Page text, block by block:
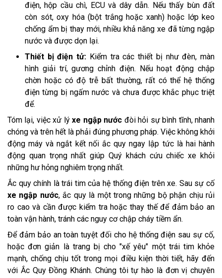
điện, hộp cầu chì, ECU và dây dẫn. Nếu thấy bùn đất
còn sót, oxy hóa (bột trắng hoặc xanh) hoặc lớp keo
chống ẩm bị thay mới, nhiều khả năng xe đã từng ngập
nước và được dọn lại.
Thiết bị điện tử: Kiểm tra các thiết bị như đèn, màn
hình giải trí, gương chỉnh điện. Nếu hoạt động chập
chờn hoặc có độ trễ bất thường, rất có thể hệ thống
điện từng bị ngấm nước và chưa được khắc phục triệt
để.
Tóm lại, việc xử lýxe ngập nước đòi hỏi sự bình tĩnh, nhanh
chóng và trên hết là phải đúng phương pháp. Việc không khởi
động máy và ngắt kết nối ắc quy ngay lập tức là hai hành
động quan trọng nhất giúp Quý khách cứu chiếc xe khỏi
những hư hỏng nghiêm trọng nhất.
Ắc quy chính là trái tim của hệ thống điện trên xe. Sau sự cố
xe ngập nước, ắc quy là một trong những bộ phận chịu rủi
ro cao và cần được kiểm tra hoặc thay thế để đảm bảo an
toàn vận hành, tránh các nguy cơ chập cháy tiềm ẩn.
Để đảm bảo an toàn tuyệt đối cho hệ thống điện sau sự cố,
hoặc đơn giản là trang bị cho "xế yêu" một trái tim khỏe
mạnh, chống chịu tốt trong mọi điều kiện thời tiết, hãy đến
với Ắc Quy Đồng Khánh. Chúng tôi tự hào là đơn vị chuyên